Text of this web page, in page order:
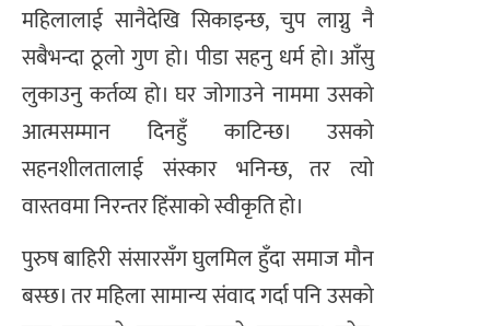
महिलालाई सानैदेखि सिकाइन्छ, चुप लाग्नु नै
सबैभन्दा ठूलो गुण हो। पीडा सहनु धर्म हो। आँसु
लुकाउनु कर्तव्य हो। घर जोगाउने नाममा उसको
आत्मसम्मान दिनहुँ काटिन्छ। उसको
सहनशीलतालाई संस्कार भनिन्छ, तर त्यो
वास्तवमा निरन्तर हिंसाको स्वीकृति हो।
पुरुष बाहिरी संसारसँग घुलमिल हुँदा समाज मौन
बस्छ। तर महिला सामान्य संवाद गर्दा पनि उसको